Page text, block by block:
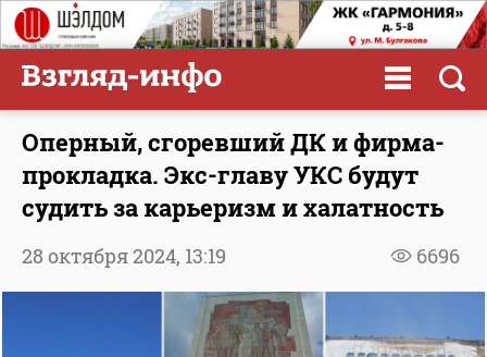
Оперный, сгоревший ДК и фирма-
прокладка. Экс-главу УКС будут
судить за карьеризм и халатность
6696
28 октября 2024, 13:19